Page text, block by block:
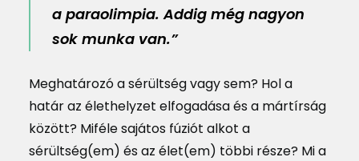
a paraolimpia. Addig még nagyon
sok munka van.”
Meghatározó a sérültség vagy sem? Hol a
határ az élethelyzet elfogadása és a mártírság
között? Miféle sajátos fúziót alkot a
sérültség(em) és az élet(em) többi része? Mi a